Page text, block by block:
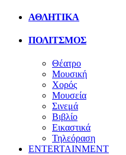
ΑΘΛΗΤΙΚΑ
ΠΟΛΙΤΣΜΟΣ
Θέατρο
Μουσική
Χορός
Μουσεία
Σινεμά
Βιβλίο
Εικαστικά
Τηλεόραση
ENTERTAINMENT